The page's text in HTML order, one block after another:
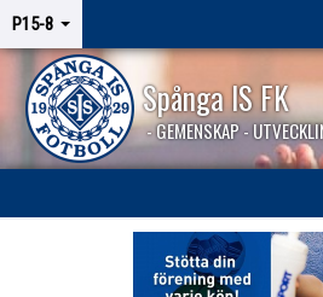
P15-8
Spånga IS FK
- GEMENSKAP -